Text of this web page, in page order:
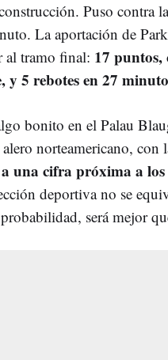
Puso contra
La aportación de
al tramo final: 17 puntos,
y 5 rebotes en 27
bonito en el Palau
norteamericano, con
una cifra próxima a los
deportiva no se
será mejor